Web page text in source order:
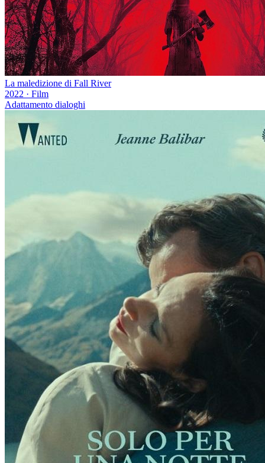
La maledizione di Fall River
2022 · Film
Adattamento dialoghi